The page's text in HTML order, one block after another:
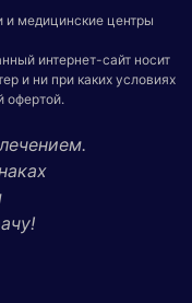
медицинские центры
интернет-сайт носит
и ни при каких условиях
офертой.